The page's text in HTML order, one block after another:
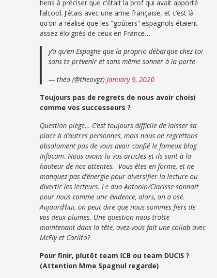
tiens à préciser que c’était la prof qui avait apporté
l’alcool. J’étais avec une amie française, et c’est là
qu’on a réalisé que les “goûters” espagnols étaient
assez éloignés de ceux en France…
y’a qu’en Espagne que la proprio débarque chez toi
sans te prévenir et sans même sonner à la porte
— théo (@theovgz)January 9, 2020
Toujours pas de regrets de nous avoir choisi
comme vos successeurs ?
Question piège… C’est toujours difficile de laisser sa
place à d’autres personnes, mais nous ne regrettons
absolument pas de vous avoir confié le fameux blog
Infocom. Nous avons lu vos articles et ils sont à la
hauteur de nos attentes. Vous êtes en forme, et ne
manquez pas d’énergie pour diversifier la lecture ou
divertir les lecteurs. Le duo Antonin/Clarisse sonnait
pour nous comme une évidence, alors, on a osé.
Aujourd’hui, on peut dire que nous sommes fiers de
vos deux plumes. Une question nous trotte
maintenant dans la tête, avez-vous fait une collab avec
McFly et Carlito?
Pour finir, plutôt team ICB ou team DUCIS ?
(Attention Mme Spagnul regarde)